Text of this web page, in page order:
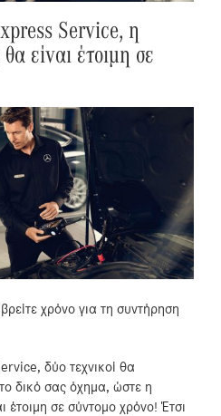
Service, η
είναι έτοιμη σε
χρόνο για τη συντήρηση
δύο τεχνικοί θα
δικό σας όχημα, ώστε η
έτοιμη σε σύντομο χρόνο! Έτσι